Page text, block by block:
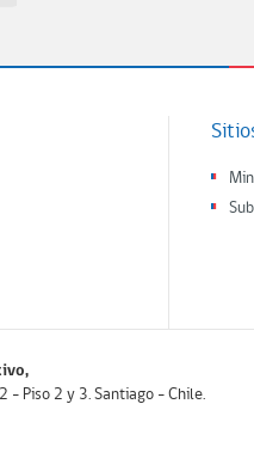
- Piso 2 y 3. Santiago - Chile.